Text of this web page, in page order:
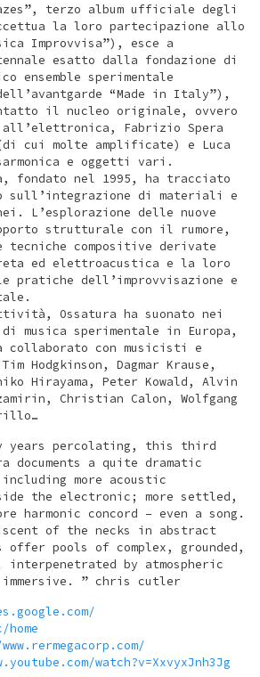
terzo album ufficiale degli
la loro partecipazione allo
Improvvisa”), esce a
esatto dalla fondazione di
ensemble sperimentale
“Made in Italy”),
il nucleo originale, ovvero
Fabrizio Spera
cui molte amplificate) e Luca
e oggetti vari.
fondato nel 1995, ha tracciato
sull’integrazione di materiali e
L’esplorazione delle nuove
strutturale con il rumore,
compositive derivate
ed elettroacustica e la loro
pratiche dell’improvvisazione e
Ossatura ha suonato nei
musica sperimentale in Europa,
collaborato con musicisti e
Hodgkinson, Dagmar Krause,
Hirayama, Peter Kowald, Alvin
Christian Calon, Wolfgang
years percolating, this third
documents a quite dramatic
more acoustic
the electronic; more settled,
harmonic concord – even a song.
of the necks in abstract
offer pools of complex, grounded,
by atmospheric
” chris cutler
www.rermegacorp.com/
watch?v=XxvyxJnh3Jg